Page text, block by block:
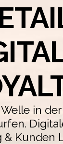
in der
& Kunden